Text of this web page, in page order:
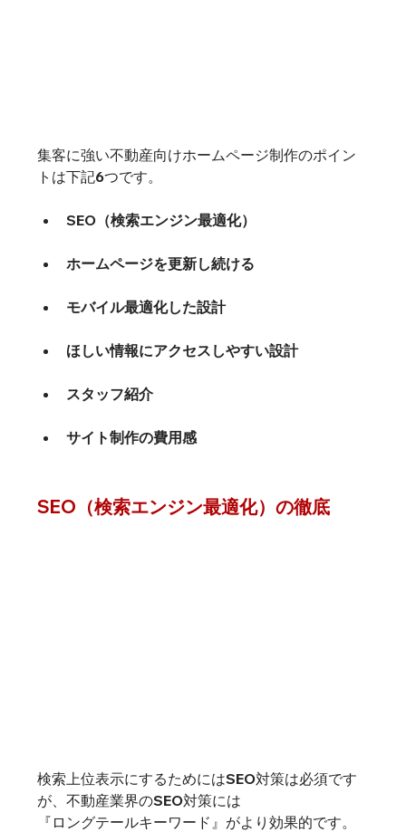
集客に強い不動産向けホームページ制作のポイン
SEO（検索エンジン最適化）
ホームページを更新し続ける
モバイル最適化した設計
ほしい情報にアクセスしやすい設計
スタッフ紹介
サイト制作の費用感
SEO（検索エンジン最適化）の徹底
検索上位表示にするためにはSEO対策は必須です
が、不動産業界のSEO対策には
『ロングテールキーワード』がより効果的です。